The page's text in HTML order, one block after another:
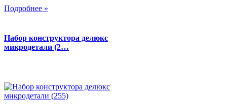
Подробнее »
Набор конструктора делюкс
микродетали (2…